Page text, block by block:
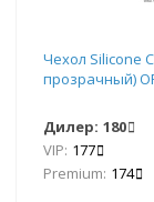
Чехол Silicone
прозрачный)
Дилер: 180
VIP: 177
Premium: 174